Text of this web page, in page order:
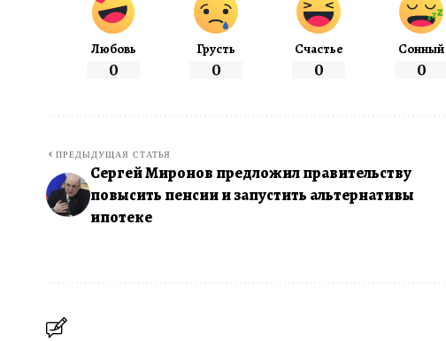
Любовь
0
Грусть
0
Счастье
0
Сонный
0
ПРЕДЫДУЩАЯ СТАТЬЯ
Сергей Миронов предложил правительству
повысить пенсии и запустить альтернативы
ипотеке